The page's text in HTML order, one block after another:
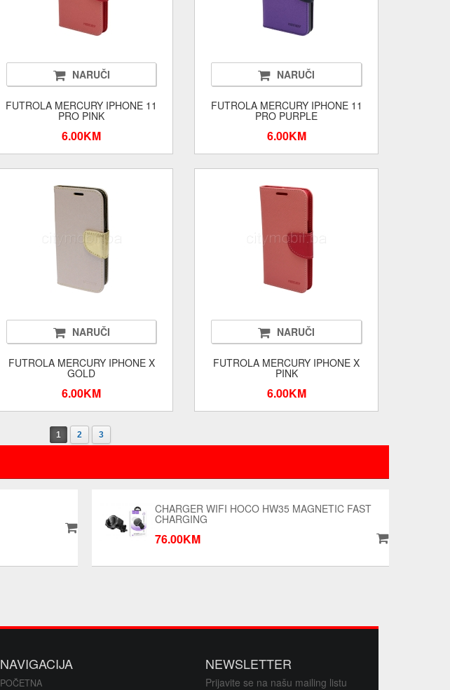
NARUČI
FUTROLA MERCURY IPHONE 11
PRO PINK
6.00KM
NARUČI
FUTROLA MERCURY IPHONE 11
PRO PURPLE
6.00KM
NARUČI
FUTROLA MERCURY IPHONE X
GOLD
6.00KM
NARUČI
FUTROLA MERCURY IPHONE X
PINK
6.00KM
1 2 3
CHARGER WIFI HOCO HW35 MAGNETIC FAST
CHARGING
76.00KM
NAVIGACIJA
POČETNA
NEWSLETTER
Prijavite se na našu mailing listu